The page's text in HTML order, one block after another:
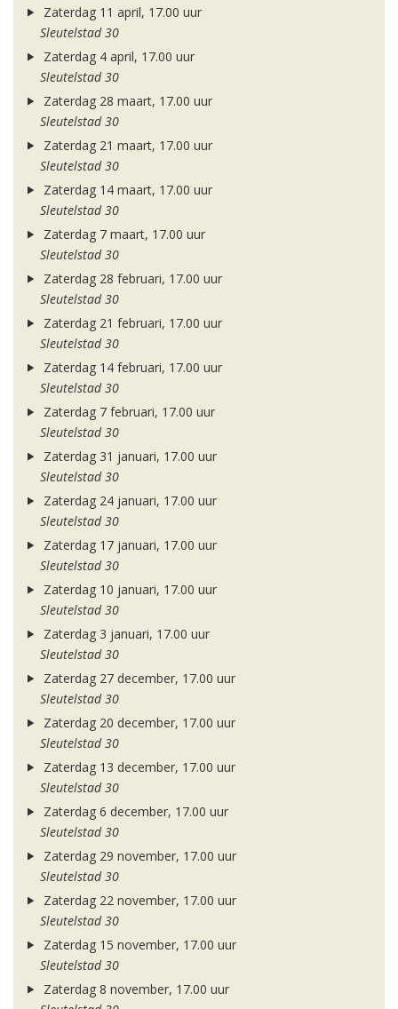
Zaterdag 11 april, 17.00 uur
Sleutelstad 30
Zaterdag 4 april, 17.00 uur
Sleutelstad 30
Zaterdag 28 maart, 17.00 uur
Sleutelstad 30
Zaterdag 21 maart, 17.00 uur
Sleutelstad 30
Zaterdag 14 maart, 17.00 uur
Sleutelstad 30
Zaterdag 7 maart, 17.00 uur
Sleutelstad 30
Zaterdag 28 februari, 17.00 uur
Sleutelstad 30
Zaterdag 21 februari, 17.00 uur
Sleutelstad 30
Zaterdag 14 februari, 17.00 uur
Sleutelstad 30
Zaterdag 7 februari, 17.00 uur
Sleutelstad 30
Zaterdag 31 januari, 17.00 uur
Sleutelstad 30
Zaterdag 24 januari, 17.00 uur
Sleutelstad 30
Zaterdag 17 januari, 17.00 uur
Sleutelstad 30
Zaterdag 10 januari, 17.00 uur
Sleutelstad 30
Zaterdag 3 januari, 17.00 uur
Sleutelstad 30
Zaterdag 27 december, 17.00 uur
Sleutelstad 30
Zaterdag 20 december, 17.00 uur
Sleutelstad 30
Zaterdag 13 december, 17.00 uur
Sleutelstad 30
Zaterdag 6 december, 17.00 uur
Sleutelstad 30
Zaterdag 29 november, 17.00 uur
Sleutelstad 30
Zaterdag 22 november, 17.00 uur
Sleutelstad 30
Zaterdag 15 november, 17.00 uur
Sleutelstad 30
Zaterdag 8 november, 17.00 uur